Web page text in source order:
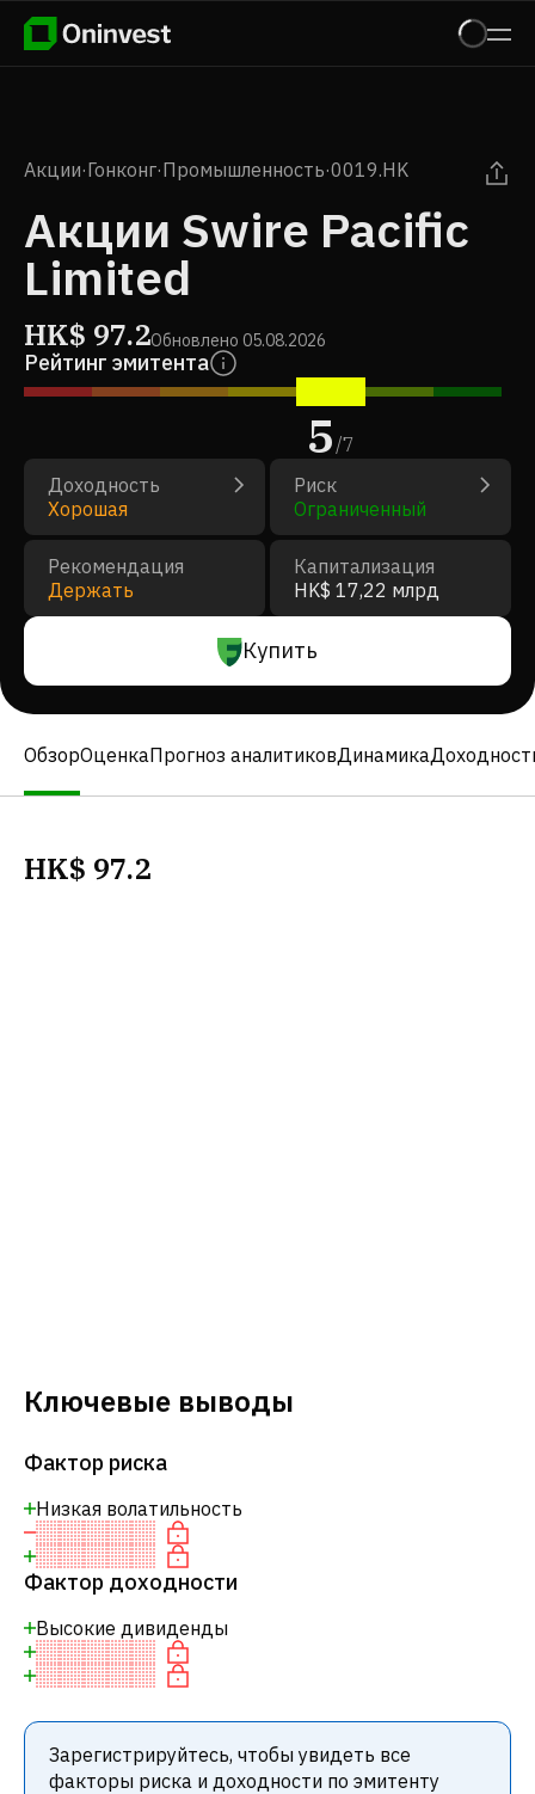
Акции·Гонконг·Промышленность·0019.HK
Акции Swire Pacific
Limited
HK$ 97.2Обновлено 05.08.2026
Рейтинг эмитента
5/7
Доходность
Хорошая
Риск
Ограниченный
Рекомендация
Держать
Капитализация
HK$ 17,22 млрд
Купить
ОбзорОценкаПрогноз аналитиковДинамика
HK$ 97.2
Ключевые выводы
Фактор риска
Низкая волатильность
Фактор доходности
Высокие дивиденды
Зарегистрируйтесь, чтобы увидеть все
факторы риска и доходности по эмитенту